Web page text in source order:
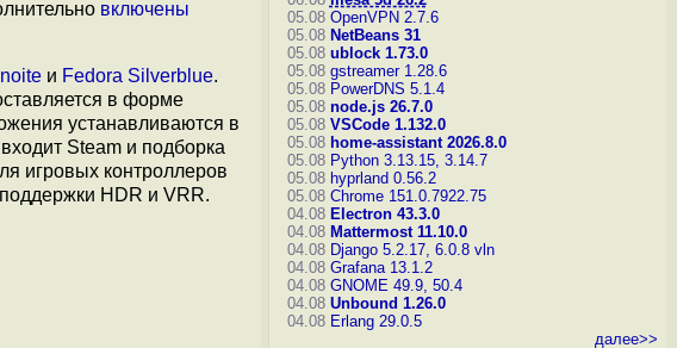
включены
и Fedora Silverblue.
в форме
устанавливаются в
Steam и подборка
игровых контроллеров
HDR и VRR.
05.08 OpenVPN 2.7.6
05.08 NetBeans 31
05.08 ublock 1.73.0
05.08 gstreamer 1.28.6
05.08 PowerDNS 5.1.4
05.08 node.js 26.7.0
05.08 VSCode 1.132.0
05.08 home-assistant 2026.8.0
05.08 Python 3.13.15, 3.14.7
05.08 hyprland 0.56.2
05.08 Chrome 151.0.7922.75
04.08 Electron 43.3.0
04.08 Mattermost 11.10.0
04.08 Django 5.2.17, 6.0.8 vln
04.08 Grafana 13.1.2
04.08 GNOME 49.9, 50.4
04.08 Unbound 1.26.0
04.08 Erlang 29.0.5
далее>>